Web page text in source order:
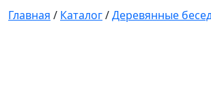
Главная / Каталог/Деревянные